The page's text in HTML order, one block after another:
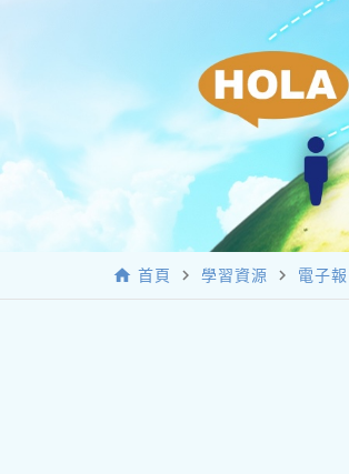
home 首頁 navigate_next 學習資源 navigate_next 電子報